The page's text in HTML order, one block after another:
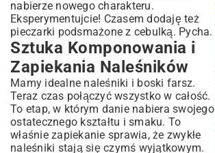
nabierze nowego charakteru.
Eksperymentujcie! Czasem dodaję też
pieczarki podsmażone z cebulką. Pycha.
Sztuka Komponowania i
Zapiekania Naleśników
Mamy idealne naleśniki i boski farsz.
Teraz czas połączyć wszystko w całość.
To etap, w którym danie nabiera swojego
ostatecznego kształtu i smaku. To
właśnie zapiekanie sprawia, że zwykłe
naleśniki stają się czymś wyjątkowym.